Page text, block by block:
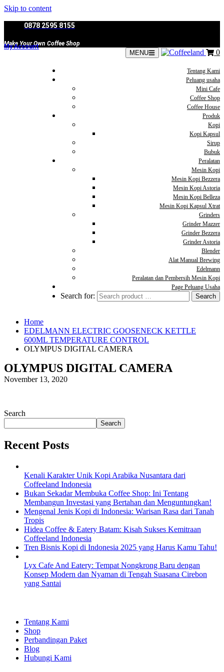
Skip to content
0878 2595 8155
Make Your Own Coffee Shop
My Account
MENU 0
Tentang Kami
Peluang usaha
Mini Cafe
Coffee Shop
Coffee House
Produk
Kopi
Kopi Kapsul
Sirup
Bubuk
Peralatan
Mesin Kopi
Mesin Kopi Bezzera
Mesin Kopi Astoria
Mesin Kopi Belleza
Mesin Kopi Kapsul Xtrat
Grinders
Grinder Mazzer
Grinder Bezzera
Grinder Astoria
Blender
Alat Manual Brewing
Edelmann
Peralatan dan Pembersih Mesin Kopi
Page Peluang Usaha
Search for:
Home
EDELMANN ELECTRIC GOOSENECK KETTLE
600ML TEMPERATURE CONTROL
OLYMPUS DIGITAL CAMERA
OLYMPUS DIGITAL CAMERA
November 13, 2020
Search
Search
Recent Posts
Kenali Karakter Unik Kopi Arabika Nusantara dari
Coffeeland Indonesia
Bukan Sekadar Membuka Coffee Shop: Ini Tentang
Membangun Investasi yang Bertahan dan Menguntungkan!
Mengenal Jenis Kopi di Indonesia: Warisan Rasa dari Tanah
Tropis
Hidea Coffee & Eatery Batam: Kisah Sukses Kemitraan
Coffeeland Indonesia
Tren Bisnis Kopi di Indonesia 2025 yang Harus Kamu Tahu!
Lyx Cafe And Eatery: Tempat Nongkrong Baru dengan
Konsep Modern dan Nyaman di Tengah Suasana Cirebon
yang Santai
Tentang Kami
Shop
Perbandingan Paket
Blog
Hubungi Kami